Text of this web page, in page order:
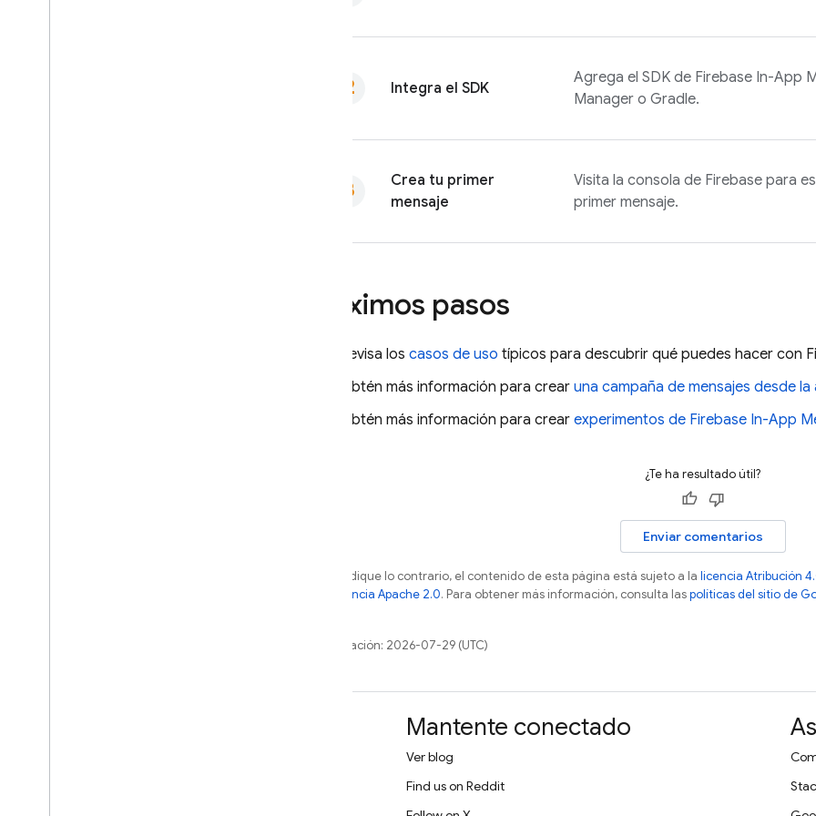
Integra el SDK
Agrega el SDK de Firebase In-App
Manager o Gradle.
Crea tu primer
mensaje
Visita la consola de Firebase para
primer mensaje.
Próximos pasos
Revisa los casos de uso típicos para descubrir qué puedes hacer con
Obtén más información para crear una campaña de mensajes desde la
Obtén más información para crear experimentos de Firebase In-App
¿Te ha resultado útil?
Enviar comentarios
Salvo que se indique lo contrario, el contenido de esta página está sujeto a la licencia Atribución
licencia Apache 2.0. Para obtener más información, consulta laspolíticas del sitio de
Última actualización: 2026-07-29 (UTC)
Mantente conectado
Ver blog
Find us on Reddit